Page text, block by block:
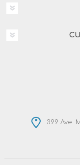
399 Ave.